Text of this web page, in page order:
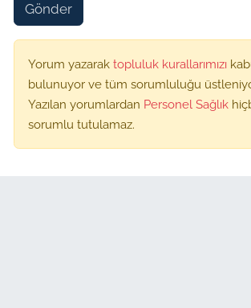
Gönder
Yorum yazarak topluluk kurallarımızı
bulunuyor ve tüm sorumluluğu
Yazılan yorumlardan Personel Sağlık
sorumlu tutulamaz.